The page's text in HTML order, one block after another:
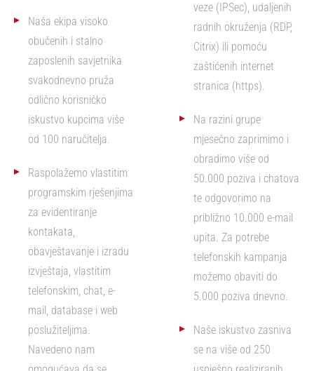
Naša ekipa visoko
obučenih i stalno
zaposlenih savjetnika
svakodnevno pruža
odlično korisničko
iskustvo kupcima više
od 100 naručitelja.
Raspolažemo vlastitim
programskim rješenjima
za evidentiranje
kontakata,
obavještavanje i izradu
izvještaja, vlastitim
telefonskim, chat, e-
mail, database i web
poslužiteljima.
Navedeno nam
veze (IPSec), udaljenih
radnih okruženja (RDP,
Citrix) ili pomoću
zaštićenih internet
stranica (https).
Na razini grupe
mjesečno zaprimimo i
obradimo više od
50.000 poziva i chatova
te odgovorimo na
približno 10.000 e-mail
upita. Za potrebe
telefonskih kampanja
možemo obaviti do
5.000 poziva dnevno.
Naše iskustvo zasniva
se na više od 250